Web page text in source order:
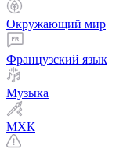
Окружающий мир
Французский язык
Музыка
МХК